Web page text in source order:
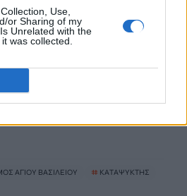
Use,
or Sharing of my
Unrelated with the
was collected.
Αυγούστου για τρίτεκνες και
ΑΓΙΟΥ ΒΑΣΙΛΕΙΟΥ # ΚΑΤΑΨΥΚΤΗΣ